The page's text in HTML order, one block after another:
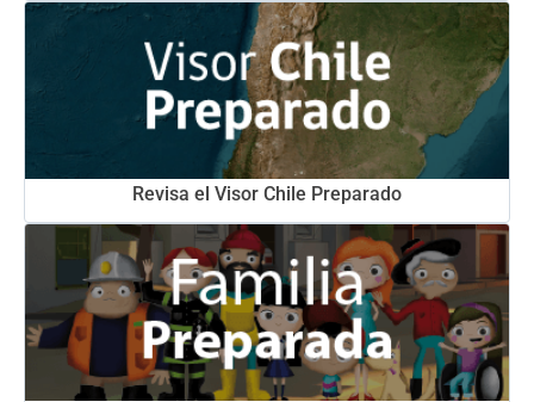
Revisa el Visor Chile Preparado